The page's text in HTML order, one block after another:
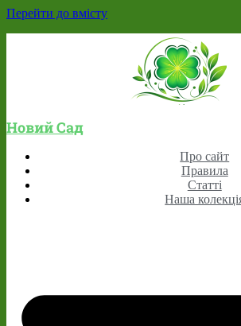
Перейти до вмісту
Новий Сад
Про сайт
Правила
Статті
Наша